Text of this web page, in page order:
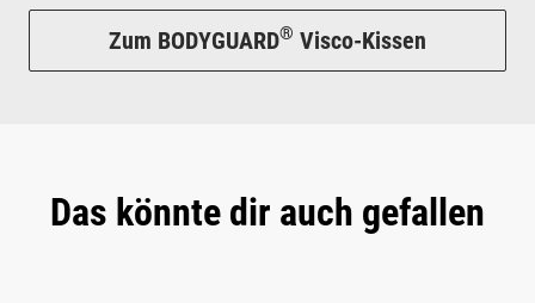
Zum BODYGUARD® Visco-Kissen
Das könnte dir auch gefallen